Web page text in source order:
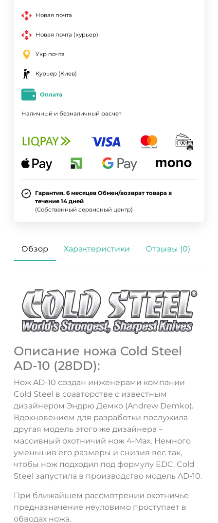
Новая почта
Новая почта (курьер)
Укр почта
Курьер (Киев)
Оплата
Наличный и безналичный расчет
Гарантия. 6 месяцев Обмен/возврат товара в
течение 14 дней
(Собственный сервисный центр)
Обзор Характеристики Отзывы (0)
Описание ножа Cold Steel
AD-10 (28DD):
Нож AD-10 создан инженерами компании
Cold Steel в соавторстве с известным
дизайнером Эндрю Демко (Andrew Demko).
Вдохновением для разработки послужила
другая модель этого же дизайнера –
массивный охотничий нож 4-Max. Немного
уменьшив его размеры и снизив вес так,
чтобы нож подходил под формулу EDC, Cold
Steel запустила в производство модель AD-10.
При ближайшем рассмотрении охотничье
предназначение неуловимо проступает в
обводах ножа.